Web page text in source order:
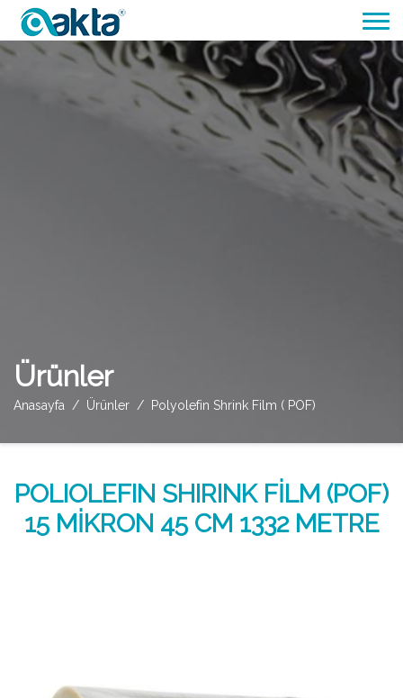
Ürünler
Anasayfa Ürünler Polyolefin Shrink Film ( POF)
POLIOLEFIN SHIRINK FİLM (POF)
15 MİKRON 45 CM 1332 METRE